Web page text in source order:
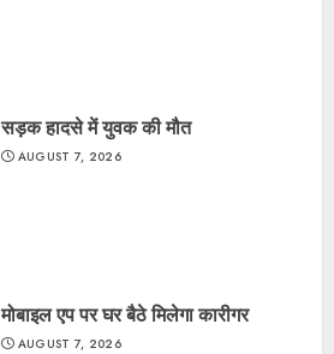
सड़क हादसे में युवक की मौत
AUGUST 7, 2026
मोबाइल एप पर घर बैठे मिलेगा कारीगर
AUGUST 7, 2026